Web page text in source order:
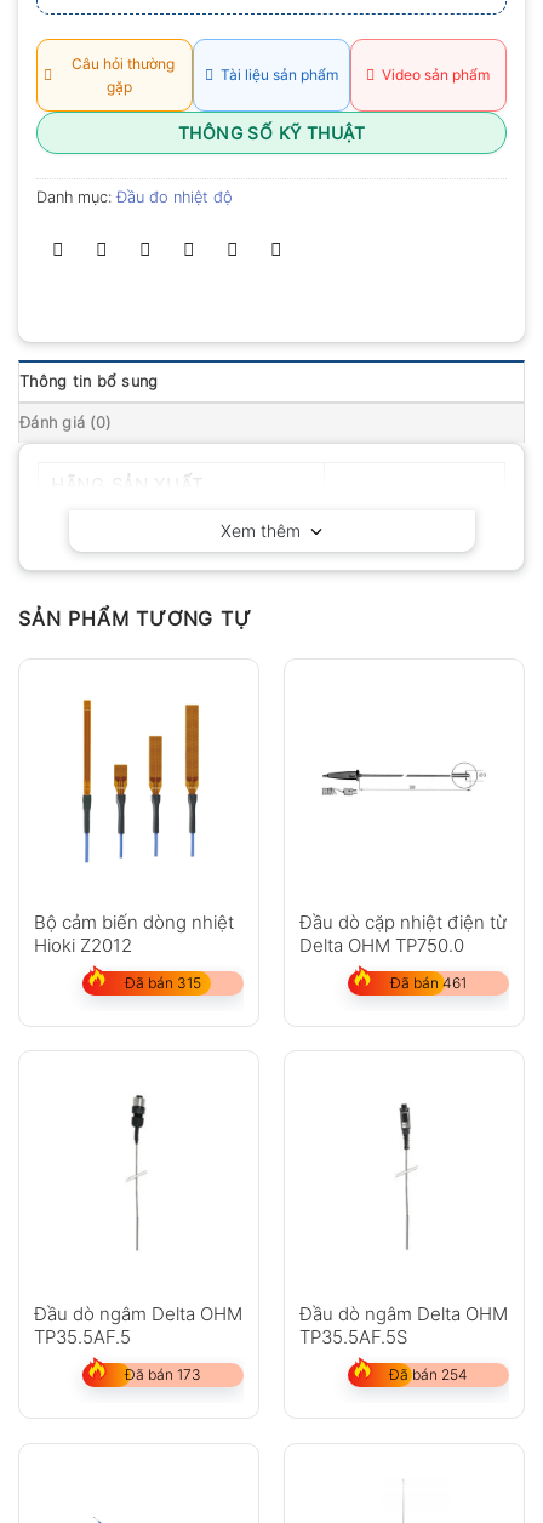
Câu hỏi thường
gặp
Tài liệu sản phẩm Video sản phẩm
THÔNG SỐ KỸ THUẬT
Danh mục:Đầu đo nhiệt độ
Thông tin bổ sung
Đánh giá (0)
Xem thêm
SẢN PHẨM TƯƠNG TỰ
Bộ cảm biến dòng nhiệt
Hioki Z2012
Đã bán 315
Đầu dò cặp nhiệt điện từ
Delta OHM TP750.0
Đã bán 461
Đầu dò ngâm Delta OHM
TP35.5AF.5
Đã bán 173
Đầu dò ngâm Delta OHM
TP35.5AF.5S
Đã bán 254